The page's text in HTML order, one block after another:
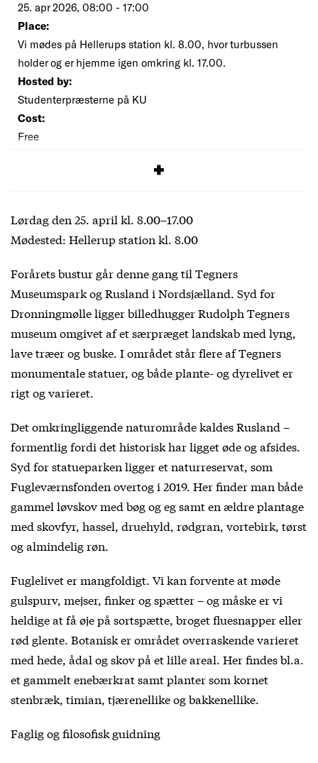
25. apr 2026, 08:00 - 17:00
Place:
Vi mødes på Hellerups station kl. 8.00, hvor turbussen
holder og er hjemme igen omkring kl. 17.00.
Hosted by:
Studenterpræsterne på KU
Cost:
Free
Lørdag den 25. april kl. 8.00–17.00
Mødested: Hellerup station kl. 8.00
Forårets bustur går denne gang til Tegners
Museumspark og Rusland i Nordsjælland. Syd for
Dronningmølle ligger billedhugger Rudolph Tegners
museum omgivet af et særpræget landskab med lyng,
lave træer og buske. I området står flere af Tegners
monumentale statuer, og både plante- og dyrelivet er
rigt og varieret.
Det omkringliggende naturområde kaldes Rusland –
formentlig fordi det historisk har ligget øde og afsides.
Syd for statueparken ligger et naturreservat, som
Fugleværnsfonden overtog i 2019. Her finder man både
gammel løvskov med bøg og eg samt en ældre plantage
med skovfyr, hassel, druehyld, rødgran, vortebirk, tørst
og almindelig røn.
Fuglelivet er mangfoldigt. Vi kan forvente at møde
gulspurv, mejser, finker og spætter – og måske er vi
heldige at få øje på sortspætte, broget fluesnapper eller
rød glente. Botanisk er området overraskende varieret
med hede, ådal og skov på et lille areal. Her findes bl.a.
et gammelt enebærkrat samt planter som kornet
stenbræk, timian, tjærenellike og bakkenellike.
Faglig og filosofisk guidning